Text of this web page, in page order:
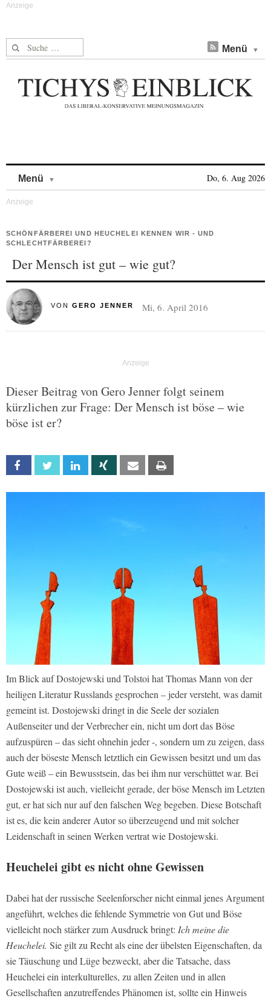
Suche nach: Menü
Menü Do, 6. Aug 2026
SCHÖNFÄRBEREI UND HEUCHELEI KENNEN WIR - UND
SCHLECHTFÄRBEREI?
Der Mensch ist gut – wie gut?
VON GERO JENNER Mi, 6. April 2016
Dieser Beitrag von Gero Jenner folgt seinem
kürzlichen zur Frage: Der Mensch ist böse – wie
böse ist er?
Facebook Twitter Linkedin Xing Email
Im Blick auf Dostojewski und Tolstoi hat Thomas Mann von der
heiligen Literatur Russlands gesprochen – jeder versteht, was damit
gemeint ist. Dostojewski dringt in die Seele der sozialen
Außenseiter und der Verbrecher ein, nicht um dort das Böse
aufzuspüren – das sieht ohnehin jeder -, sondern um zu zeigen, dass
auch der böseste Mensch letztlich ein Gewissen besitzt und um das
Gute weiß – ein Bewusstsein, das bei ihm nur verschüttet war. Bei
Dostojewski ist auch, vielleicht gerade, der böse Mensch im Letzten
gut, er hat sich nur auf den falschen Weg begeben. Diese Botschaft
ist es, die kein anderer Autor so überzeugend und mit solcher
Leidenschaft in seinen Werken vertrat wie Dostojewski.
Heuchelei gibt es nicht ohne Gewissen
Dabei hat der russische Seelenforscher nicht einmal jenes Argument
angeführt, welches die fehlende Symmetrie von Gut und Böse
vielleicht noch stärker zum Ausdruck bringt: Ich meine die
Heuchelei. Sie gilt zu Recht als eine der übelsten Eigenschaften, da
sie Täuschung und Lüge bezweckt, aber die Tatsache, dass
Heuchelei ein interkulturelles, zu allen Zeiten und in allen
Gesellschaften anzutreffendes Phänomen ist, sollte ein Hinweis